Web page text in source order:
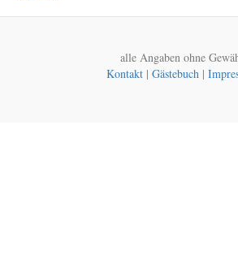
alle Angaben ohne
Kontakt| Gästebuch|